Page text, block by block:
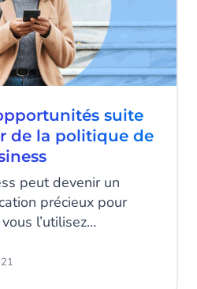
suite
de la politique de
peut devenir un
précieux pour
l’utilisez
correctement la